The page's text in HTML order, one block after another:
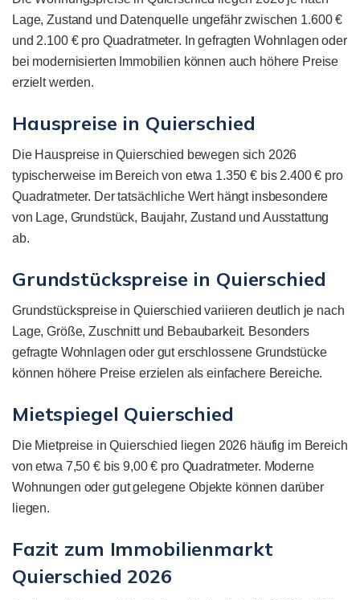
Lage, Zustand und Datenquelle ungefähr zwischen 1.600 €
und 2.100 € pro Quadratmeter. In gefragten Wohnlagen oder
bei modernisierten Immobilien können auch höhere Preise
erzielt werden.
Hauspreise in Quierschied
Die Hauspreise in Quierschied bewegen sich 2026
typischerweise im Bereich von etwa 1.350 € bis 2.400 € pro
Quadratmeter. Der tatsächliche Wert hängt insbesondere
von Lage, Grundstück, Baujahr, Zustand und Ausstattung
ab.
Grundstückspreise in Quierschied
Grundstückspreise in Quierschied variieren deutlich je nach
Lage, Größe, Zuschnitt und Bebaubarkeit. Besonders
gefragte Wohnlagen oder gut erschlossene Grundstücke
können höhere Preise erzielen als einfachere Bereiche.
Mietspiegel Quierschied
Die Mietpreise in Quierschied liegen 2026 häufig im Bereich
von etwa 7,50 € bis 9,00 € pro Quadratmeter. Moderne
Wohnungen oder gut gelegene Objekte können darüber
liegen.
Fazit zum Immobilienmarkt
Quierschied 2026